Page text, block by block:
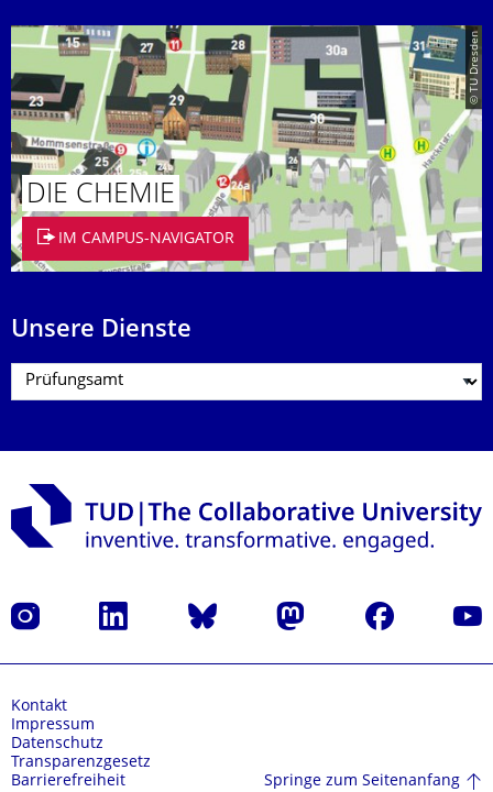
© TU Dresden
DIE CHEMIE
IM CAMPUS-NAVIGATOR
Unsere Dienste
Instagram LinkedIn Bluesky Mastodon Facebook
Kontakt
Impressum
Datenschutz
Transparenzgesetz
Barrierefreiheit
Springe zum Seitenanfang